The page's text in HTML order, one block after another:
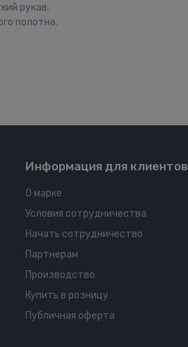
рукав.
полотна.
Информация для клиентов
О марке
Условия сотрудничества
Начать сотрудничество
Партнерам
Производство
Купить в розницу
Публичная оферта